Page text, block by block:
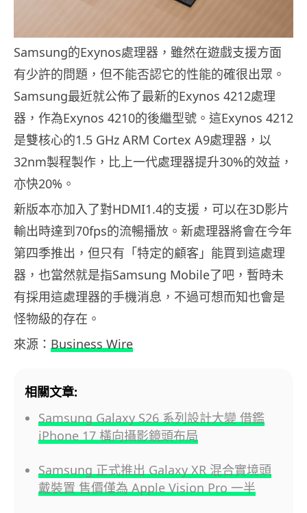
Samsung的Exynos處理器，雖然在遊戲支援方面
有少許的問題，但不能否認它的性能的確很出眾。
Samsung最近就公佈了最新的Exynos 4212處理
器，作為Exynos 4210的後繼型號。這Exynos 4212
是雙核心的1.5 GHz ARM Cortex A9處理器，以
32nm製程製作，比上一代處理器提升30%的效益，
亦快20%。
新版本亦加入了對HDMI1.4的支援，可以在3D影片
輸出時達到70fps的流暢播放。新處理器將會在今年
第四季推出，但只有「特定的顧客」能買到這處理
器，也當然就是指Samsung Mobile了吧，暫時未
有採用這處理器的手機消息，不過可想而知也會是
怪物級的存在。
來源： Business Wire
相關文章:
Samsung Galaxy S26 系列設計大變 借鑑
iPhone 17 橫向攝影鏡頭布局
Samsung 正式推出 Galaxy XR 混合實境頭
戴裝置 售價僅為 Apple Vision Pro 一半